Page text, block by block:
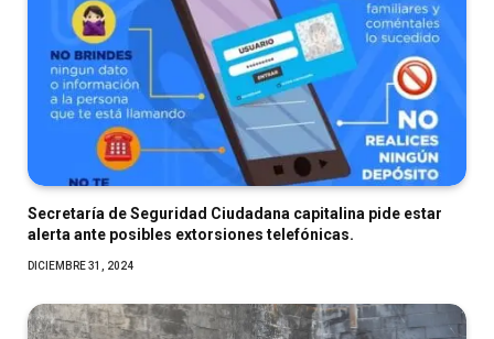
Secretaría de Seguridad Ciudadana capitalina pide estar
alerta ante posibles extorsiones telefónicas.
DICIEMBRE 31, 2024